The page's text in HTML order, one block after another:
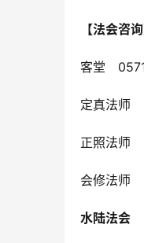
【法会咨询
客堂
定真法师
正照法师
会修法师
水陆法会